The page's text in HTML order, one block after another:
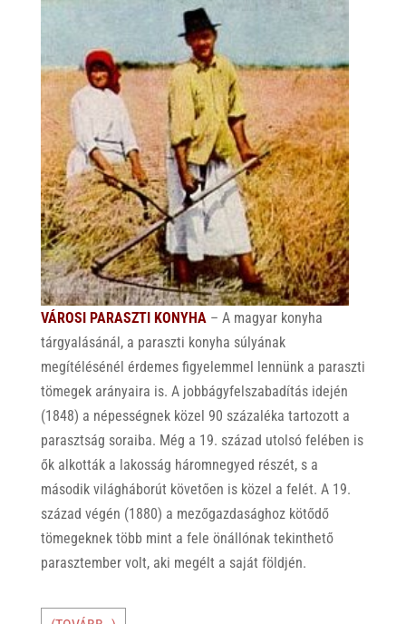
VÁROSI PARASZTI KONYHA – A magyar konyha
tárgyalásánál, a paraszti konyha súlyának
megítélésénél érdemes figyelemmel lennünk a paraszti
tömegek arányaira is. A jobbágyfelszabadítás idején
(1848) a népességnek közel 90 százaléka tartozott a
parasztság soraiba. Még a 19. század utolsó felében is
ők alkották a lakosság háromnegyed részét, s a
második világháborút követően is közel a felét. A 19.
század végén (1880) a mezőgazdasághoz kötődő
tömegeknek több mint a fele önállónak tekinthető
parasztember volt, aki megélt a saját földjén.